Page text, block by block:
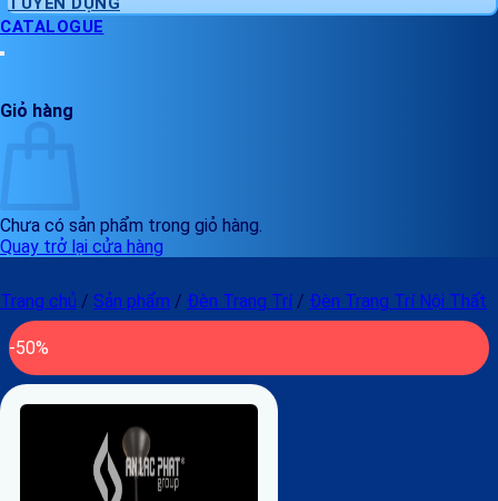
CATALOGUE
Giỏ hàng
Chưa có sản phẩm trong giỏ hàng.
Quay trở lại cửa hàng
Trang chủ / Sản phẩm / Đèn Trang Trí / Đèn Trang Trí Nội Thất
-50%